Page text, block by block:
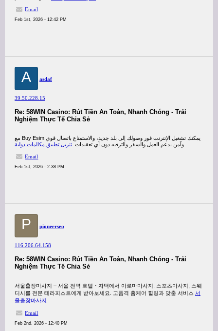
Email
Feb 1st, 2026 - 12:42 PM
A asdaf
39.50.228.15
Re: 58WIN Casino: Rút Tiền An Toàn, Nhanh Chóng - Trải
Nghiệm Thực Tế Chia Sẻ
مع Buy Esim يمكنك تشغيل الإنترنت فور وصولك إلى بلد جديد، والاستمتاع باتصال قوي
وآمن يدعم العمل والسفر والترفيه دون أي تعقيدات. تنزيل تطبيق مكالمات دولية
Email
Feb 1st, 2026 - 2:38 PM
P pioneerseo
116.206.64.158
Re: 58WIN Casino: Rút Tiền An Toàn, Nhanh Chóng - Trải
Nghiệm Thực Tế Chia Sẻ
서울출장마사지 – 서울 전역 호텔・자택에서 아로마마사지, 스포츠마사지, 스웨
디시를 전문 테라피스트에게 받아보세요. 고품격 홈케어 힐링과 맞춤 서비스 서
울출장마사지
Email
Feb 2nd, 2026 - 12:40 PM